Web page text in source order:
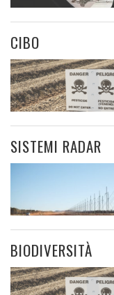
CIBO
SISTEMI RADAR
BIODIVERSITÀ